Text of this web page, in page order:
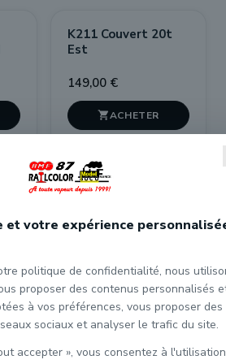
K211 Couvert 20t
Est
149,00 €

K3112 couvert PLM

et votre expérience
politique de confidentialité, nous
proposer des contenus personnalisés
à vos préférences, vous proposer des
sociaux et analyser le trafic du site.
accepter », vous consentez à l'utilisation